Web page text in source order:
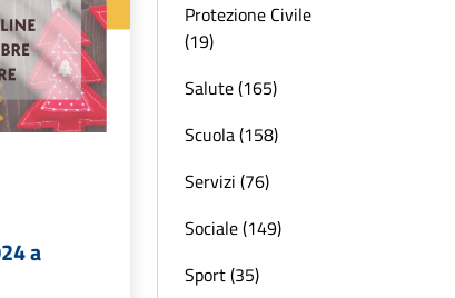
a
Protezione Civile
(19)
Salute (165)
Scuola (158)
Servizi (76)
Sociale (149)
Sport (35)